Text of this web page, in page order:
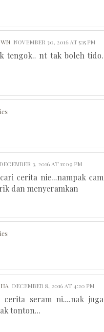
NOVEMBER 30, 2016 AT 5:15 PM
tengok.. nt tak boleh tido.
DECEMBER 3, 2016 AT 11:09 PM
cerita nie...nampak cam
dan menyeramkan
DECEMBER 8, 2016 AT 4:20 PM
cerita seram ni....nak juga
tonton...